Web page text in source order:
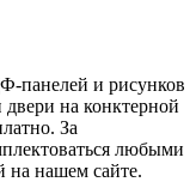
панелей и рисунков
на конктерной
За
любыми
на нашем сайте.